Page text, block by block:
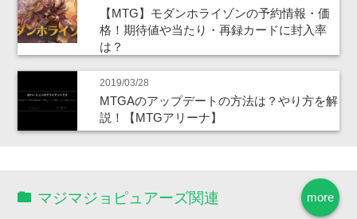
【MTG】モダンホライゾンの予約情報・価
格！期待値や当たり・再録カードに封入率
は？
2019/03/28
MTGAのアップデートの方法は？やり方を解
説！【MTGアリーナ】
more
マジマジョピュアーズ関連